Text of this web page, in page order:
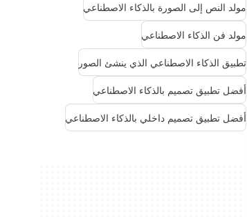
مولد النص إلى الصورة بالذكاء الاصطناعي
مولد فن الذكاء الاصطناعي
تطبيق الذكاء الاصطناعي الذي ينشئ الصور
أفضل تطبيق تصميم بالذكاء الاصطناعي
أفضل تطبيق تصميم داخلي بالذكاء الاصطناعي